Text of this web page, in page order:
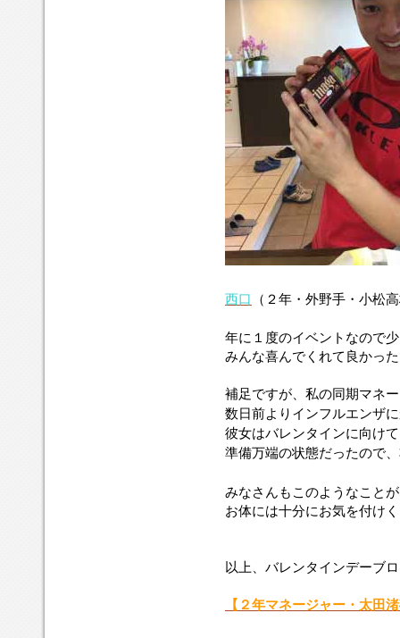
西口 （２年・外野手・小松
年に１度のイベントなので
みんな喜んでくれて良かっ
補足ですが、私の同期マネ
数日前よりインフルエンザ
彼女はバレンタインに向け
準備万端の状態だったので
みなさんもこのようなこと
お体には十分にお気を付け
以上、バレンタインデーブ
【２年マネージャー ・太田